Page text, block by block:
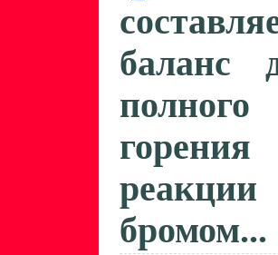
горения
реакции
бромом...